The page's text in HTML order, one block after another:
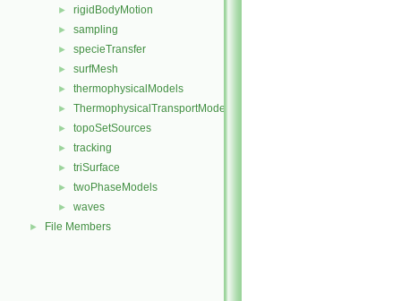
► rigidBodyMotion
► sampling
► specieTransfer
► surfMesh
► thermophysicalModels
► ThermophysicalTransportModels
► topoSetSources
► tracking
► triSurface
► twoPhaseModels
► waves
► File Members